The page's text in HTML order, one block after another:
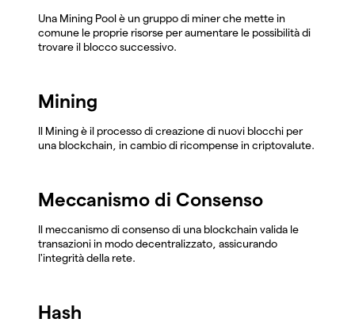
Una Mining Pool è un gruppo di miner che mette in
comune le proprie risorse per aumentare le possibilità di
trovare il blocco successivo.
Mining
Il Mining è il processo di creazione di nuovi blocchi per
una blockchain, in cambio di ricompense in criptovalute.
Meccanismo di Consenso
Il meccanismo di consenso di una blockchain valida le
transazioni in modo decentralizzato, assicurando
l'integrità della rete.
Hash